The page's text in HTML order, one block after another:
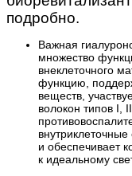
подробно.
Важная
множество
внеклеточного
функцию,
веществ,
волокон типов I,
и обеспечивает
к идеальному